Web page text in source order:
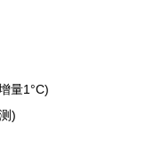
量1°C)
)